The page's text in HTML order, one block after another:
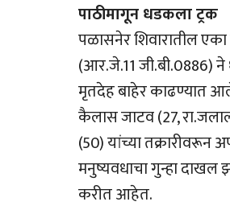
पाठीमागून धडकला ट्रक
पळासनेर शिवारातील
(आर.जे.11 जी.बी.0886) ने
मृतदेह बाहेर काढण्यात
कैलास जाटव (27,
(50) यांच्या तक्रारीवरून
मनुष्यवधाचा गुन्हा दाखल
करीत आहेत.